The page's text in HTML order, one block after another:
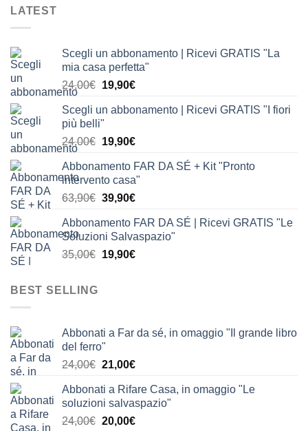
LATEST
Scegli un abbonamento | Ricevi GRATIS "La
mia casa perfetta"
24,00€ Il
originale
24,00€.
19,90€Il
attuale
19,90€.
Scegli un abbonamento | Ricevi GRATIS "I fiori
più belli"
24,00€ Il
originale
era:
24,00€.
19,90€Il
attuale
è:
19,90€.
Abbonamento FAR DA SÉ + Kit "Pronto
intervento casa"
63,90€ Il
originale
era:
63,90€.
39,90€Il
attuale
è:
39,90€.
Abbonamento FAR DA SÉ | Ricevi GRATIS "Le
Soluzioni Salvaspazio"
35,00€ Il
19,90€Il
BEST SELLING
Abbonati a Far da sé, in omaggio "Il grande libro
del ferro"
24,00€ Il
originale
era:
24,00€.
21,00€Il
attuale
è:
21,00€.
Abbonati a Rifare Casa, in omaggio "Le
soluzioni salvaspazio"
24,00€ Il
20,00€Il